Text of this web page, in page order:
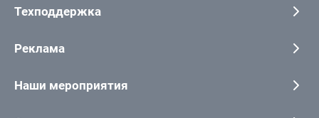
Техподдержка
Реклама
Наши мероприятия